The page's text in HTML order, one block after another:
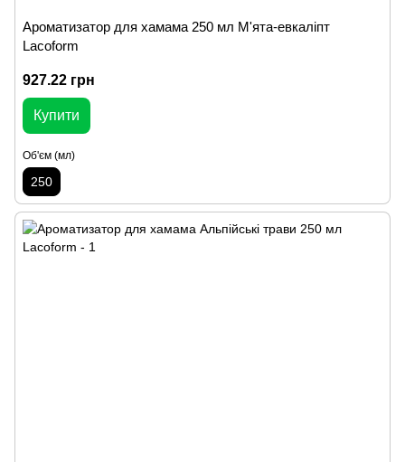
Ароматизатор для хамама 250 мл М'ята-евкаліпт
Lacoform
927.22 грн
Купити
Об'єм (мл)
250